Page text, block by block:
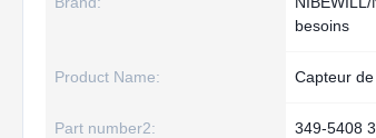
besoins
Product Name: Capteur
Part number2:
349-5408